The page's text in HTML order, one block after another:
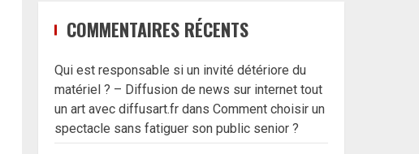
COMMENTAIRES RÉCENTS
Qui est responsable si un invité détériore du
matériel ? – Diffusion de news sur internet tout
un art avec diffusart.fr dansComment choisir un
spectacle sans fatiguer son public senior ?